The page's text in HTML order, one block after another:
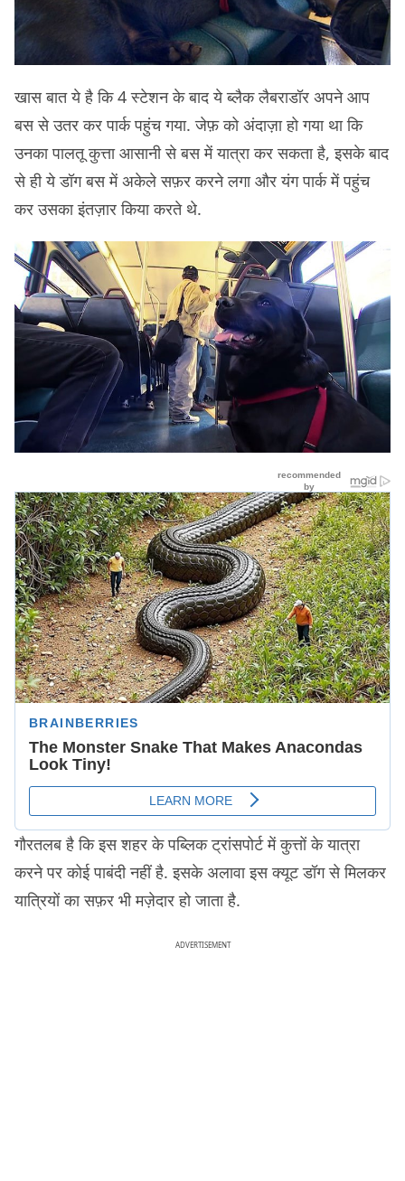
खास बात ये है कि 4 स्टेशन के बाद ये ब्लैक लैबराडॉर अपने आप
बस से उतर कर पार्क पहुंच गया. जेफ़ को अंदाज़ा हो गया था कि
उनका पालतू कुत्ता आसानी से बस में यात्रा कर सकता है, इसके बाद
से ही ये डॉग बस में अकेले सफ़र करने लगा और यंग पार्क में पहुंच
कर उसका इंतज़ार किया करते थे.
गौरतलब है कि इस शहर के पब्लिक ट्रांसपोर्ट में कुत्तों के यात्रा
करने पर कोई पाबंदी नहीं है. इसके अलावा इस क्यूट डॉग से मिलकर
यात्रियों का सफ़र भी मज़ेदार हो जाता है.
ADVERTISEMENT